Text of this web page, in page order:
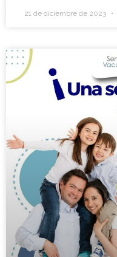
21 de diciembre de 2023